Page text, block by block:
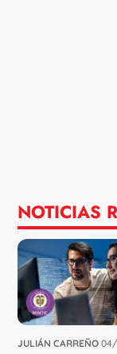
NOTICIAS
JULIÁN CARREÑO